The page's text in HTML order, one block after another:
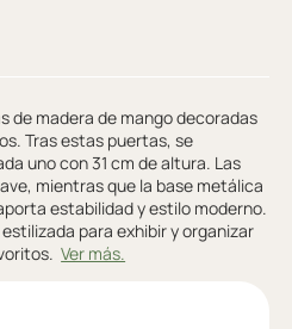
de madera de mango decoradas
Tras estas puertas, se
uno con 31 cm de altura. Las
mientras que la base metálica
estabilidad y estilo moderno.
para exhibir y organizar
Ver más.